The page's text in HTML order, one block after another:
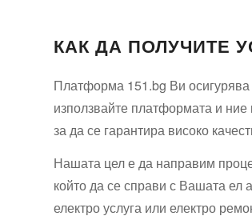
КАК ДА ПОЛУЧИТЕ
Платформа 151.bg Ви осигурява
използвайте платформата и
за да се гарантира високо
Нашата цел е да направим
който да се справи с Вашата ел
електро услуга или електро